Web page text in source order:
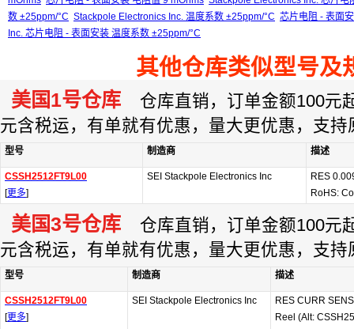
数 ±25ppm/°C Stackpole Electronics Inc. 温度系数 ±25ppm/°C 芯片电阻 - 表面
Inc. 芯片电阻 - 表面安装 温度系数 ±25ppm/°C
其他仓库类似型号及
美国1号仓库 仓库直销，订单金额100元
元含税运，有单就有优惠，量大更优惠，支持
型号 制造商 描述
CSSH2512FT9L00
[更多]
SEI Stackpole Electronics Inc
RES
RoHS:
美国3号仓库 仓库直销，订单金额100元
元含税运，有单就有优惠，量大更优惠，支持
型号 制造商 描述
CSSH2512FT9L00
[更多]
SEI Stackpole Electronics Inc
RES CURR
Reel (Alt: